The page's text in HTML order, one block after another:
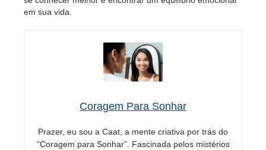
em sua vida.
Coragem Para Sonhar
Prazer, eu sou a Caat, a mente criativa por trás do
“Coragem para Sonhar”. Fascinada pelos mistérios